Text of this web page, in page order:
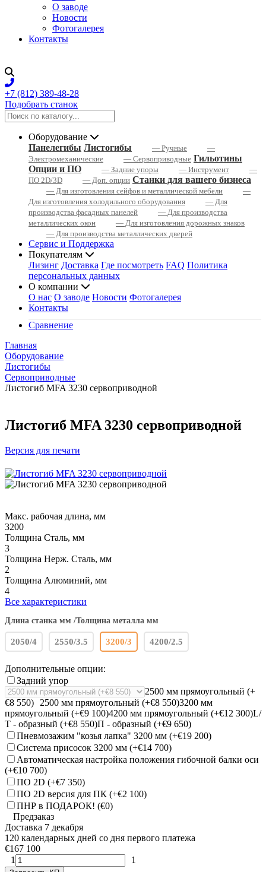
О заводе
Новости
Фотогалерея
Контакты
+7 (812) 389-48-28
Подобрать станок
Оборудование
Панелегибы Листогибы — Ручные
—
Электромеханические
— Сервоприводные Гильотины
Опции и ПО
— Задние упоры — Инструмент
—
ПО 2D/3D
— Доп. опции Станки для вашего бизнеса
— Для изготовления сейфов и металлической мебели
—
Для изготовления холодильного оборудования
— Для
производства фасадных панелей
— Для производства
металлических окон
— Для изготовления дорожных знаков
— Для производства металлических дверей
Сервис и Поддержка
Покупателям
Лизинг Доставка Где посмотреть FAQ Политика
персональных данных
О компании
О нас О заводе Новости Фотогалерея
Контакты
Сравнение
Главная
Оборудование
Листогибы
Сервоприводные
Листогиб MFA 3230 сервоприводной
Листогиб MFA 3230 сервоприводной
Версия для печати
Макс. рабочая длина, мм
3200
Толщина Сталь, мм
3
Толщина Нерж. Сталь, мм
2
Толщина Алюминий, мм
4
Все характеристики
Длина станка мм /Толщина металла мм
2050/4 2550/3.5 3200/3 4200/2.5
Дополнительные опции:
Задний упор
2500 мм прямоугольный (+
€8 550)
2500 мм прямоугольный (+€8 550)3200 мм
прямоугольный (+€9 100)4200 мм прямоугольный (+€12 300)L/
Т - образный (+€8 550)П - образный (+€9 650)
Пневмозажим "козья лапка" 3200 мм (+€19 200)
Система присосок 3200 мм (+€14 700)
Автоматическая настройка положения гибочной балки оси
(+€10 700)
ПО 2D (+€7 350)
ПО 2D версия для ПК (+€2 100)
ПНР в ПОДАРОК! (€0)
Предзаказ
Доставка 7 декабря
120 календарных дней со дня первого платежа
€167 100
1
1